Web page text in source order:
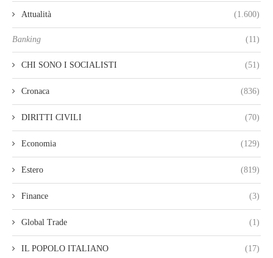
Attualità (1.600)
Banking (11)
CHI SONO I SOCIALISTI (51)
Cronaca (836)
DIRITTI CIVILI (70)
Economia (129)
Estero (819)
Finance (3)
Global Trade (1)
IL POPOLO ITALIANO (17)